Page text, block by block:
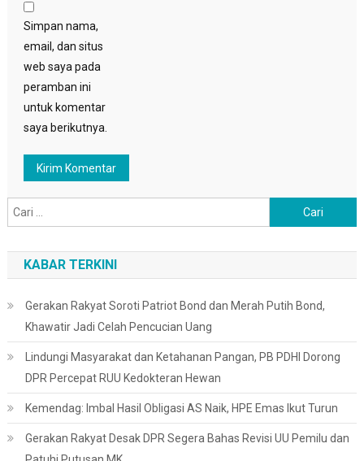
Simpan nama,
email, dan situs
web saya pada
peramban ini
untuk komentar
saya berikutnya.
untuk:
KABAR TERKINI
Gerakan Rakyat Soroti Patriot Bond dan Merah Putih Bond,
Khawatir Jadi Celah Pencucian Uang
Lindungi Masyarakat dan Ketahanan Pangan, PB PDHI Dorong
DPR Percepat RUU Kedokteran Hewan
Kemendag: Imbal Hasil Obligasi AS Naik, HPE Emas Ikut Turun
Gerakan Rakyat Desak DPR Segera Bahas Revisi UU Pemilu dan